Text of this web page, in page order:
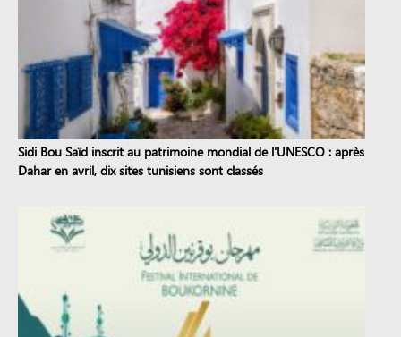
Sidi Bou Saïd inscrit au patrimoine mondial de l'UNESCO : après
Dahar en avril, dix sites tunisiens sont classés